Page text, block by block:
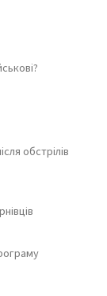
обстрілів